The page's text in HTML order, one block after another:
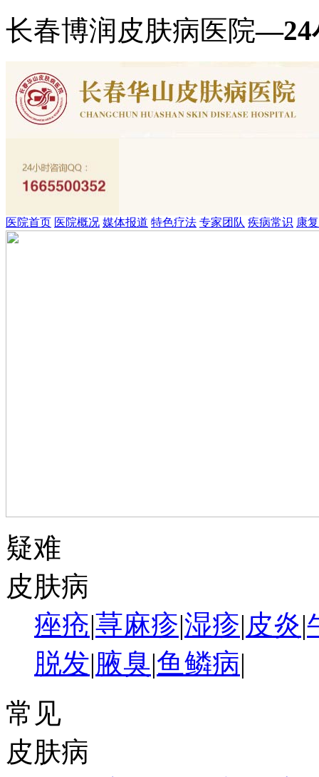
长春博润皮肤病医院—24
医院首页 医院概况 媒体报道 特色疗法 专家团队 疾病常识 康
疑难
皮肤病
痤疮|荨麻疹|湿疹|皮炎|
脱发|腋臭|鱼鳞病|
常见
皮肤病